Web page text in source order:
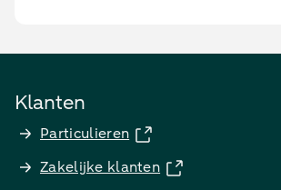
Klanten
Particulieren
Zakelijke klanten